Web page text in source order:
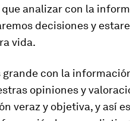
que analizar con la
decisiones y
vida.
grande con la
opiniones y
veraz y objetiva, y así